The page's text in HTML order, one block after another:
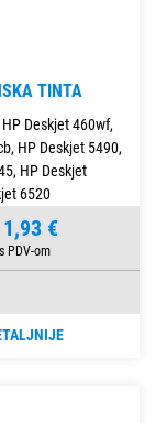
TINTA
Deskjet 460wf,
HP Deskjet 5490,
HP Deskjet
6520
€